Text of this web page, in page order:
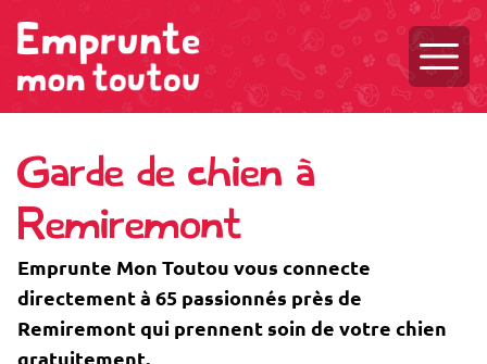
Garde de chien à
Remiremont
Emprunte Mon Toutou vous connecte
directement à 65 passionnés près de
Remiremont qui prennent soin de votre chien
gratuitement.